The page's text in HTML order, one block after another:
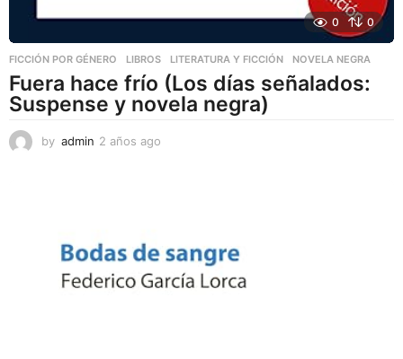
0 0
FICCIÓN POR GÉNERO ,LIBROS ,LITERATURA Y FICCIÓN NOVELA NEGRA
Fuera hace frío (Los días señalados:
Suspense y novela negra)
by admin 2 años ago
o